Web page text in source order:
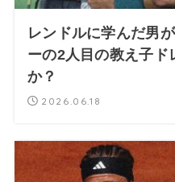
レンドルに学んだ男
ーの2人目の教え子ド
か？
2026.06.18